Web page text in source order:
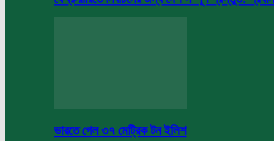
ভারতে গেল ৩৭ মেট্রিক টন ইলিশ